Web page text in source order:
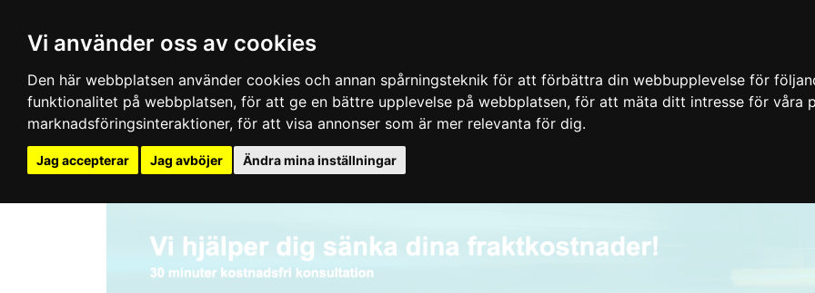
Vi använder oss av cookies
Den här webbplatsen använder cookies och annan spårningsteknik för att förbättra din webbupplevelse för
funktionalitet på webbplatsen, för att ge en bättre upplevelse på webbplatsen, för att mäta ditt intresse för våra
marknadsföringsinteraktioner, för att visa annonser som är mer relevanta för dig.
Jag accepterar Jag avböjer Ändra mina inställningar